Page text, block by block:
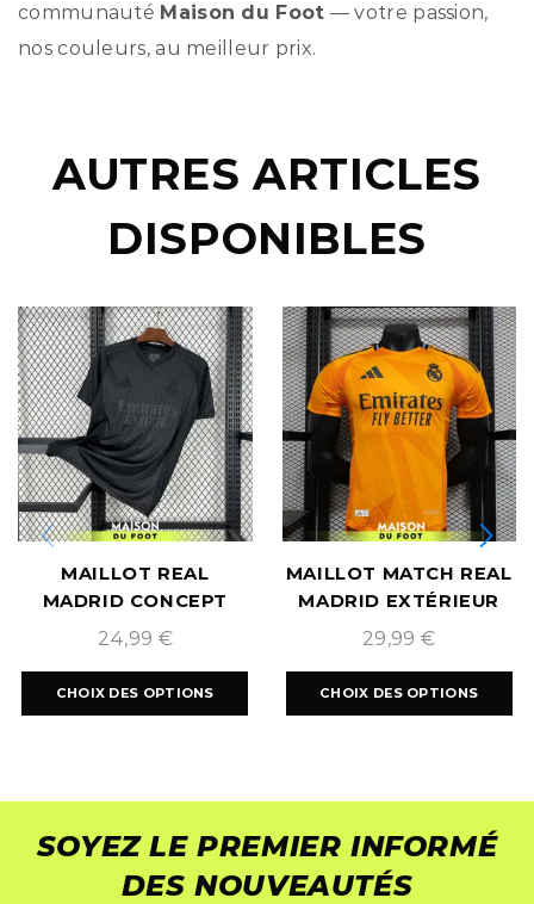
communauté Maison du Foot — votre passion,
nos couleurs, au meilleur prix.
AUTRES ARTICLES
DISPONIBLES
MAILLOT REAL
MADRID CONCEPT
TRIPLE BLACK
24,99 €
CHOIX DES OPTIONS
MAILLOT MATCH REAL
MADRID EXTÉRIEUR
2024/2025
29,99 €
CHOIX DES OPTIONS
SOYEZ LE PREMIER INFORMÉ
DES NOUVEAUTÉS